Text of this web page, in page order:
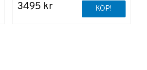
3495 kr KÖP!